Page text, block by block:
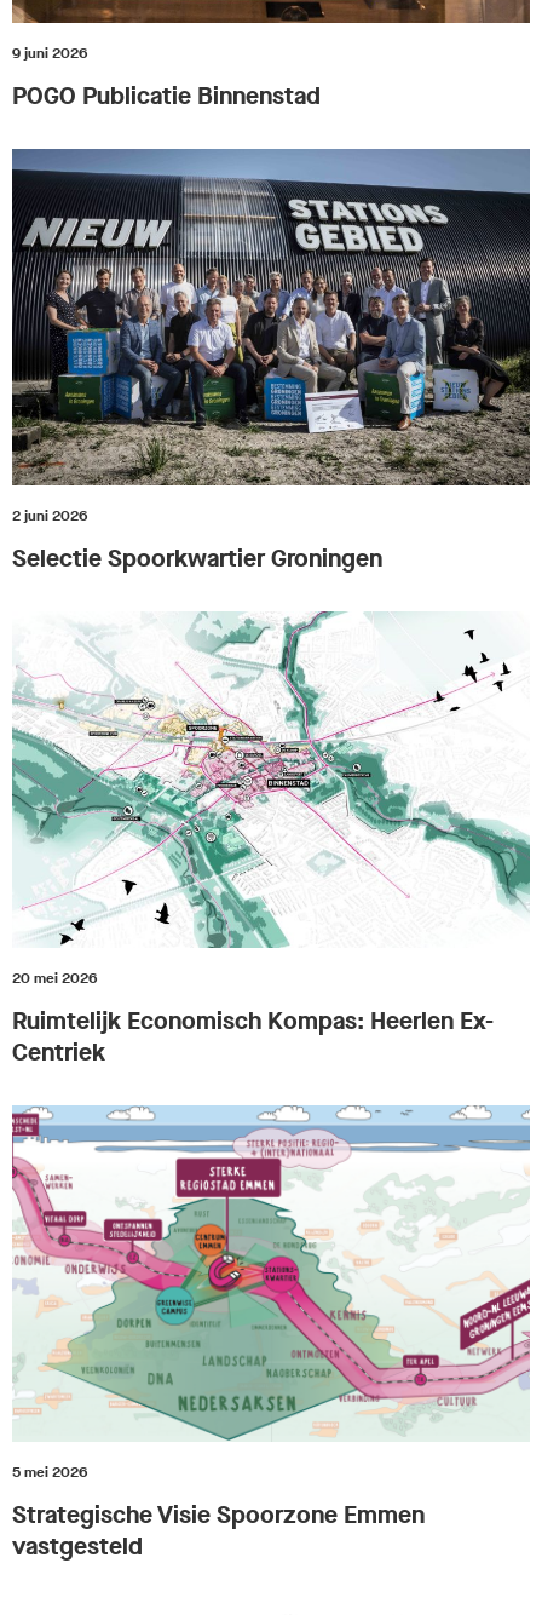
9 juni 2026
POGO Publicatie Binnenstad
2 juni 2026
Selectie Spoorkwartier Groningen
20 mei 2026
Ruimtelijk Economisch Kompas: Heerlen Ex-
Centriek
5 mei 2026
Strategische Visie Spoorzone Emmen
vastgesteld